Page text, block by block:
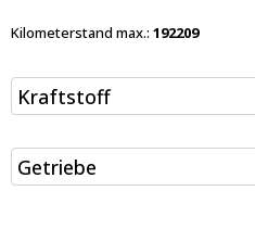
Kilometerstand max.: 192209
Kraftstoff
Getriebe